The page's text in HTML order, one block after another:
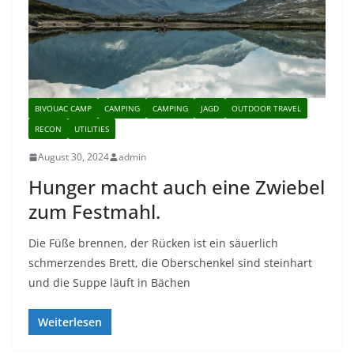
BIVOUAC CAMP CAMPING CAMPING JAGD
OUTDOOR TRAVEL
RECON
UTILITIES
August 30, 2024 admin
Hunger macht auch eine Zwiebel
zum Festmahl.
Die Füße brennen, der Rücken ist ein säuerlich
schmerzendes Brett, die Oberschenkel sind steinhart
und die Suppe läuft in Bächen
Weiterlesen